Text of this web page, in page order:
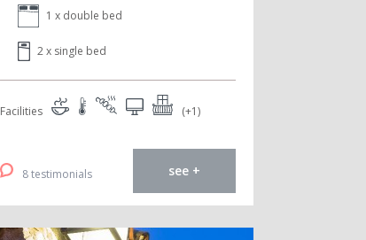
1 x double bed
2 x single bed
Facilities (+1)
8 testimonials see +